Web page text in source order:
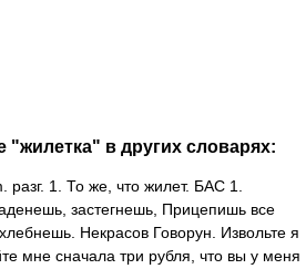
"жилетка" в других словарях:
1. То же, что жилет. БАС 1.
застегнешь, Прицепишь все
Некрасов Говорун. Извольте я
мне сначала три рубля, что вы у меня